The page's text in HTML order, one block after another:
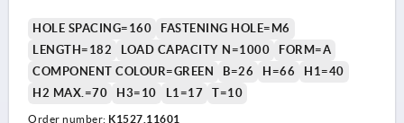
HOLE SPACING=160
FASTENING HOLE=M6
LENGTH=182
LOAD CAPACITY N=1000
FORM=A
COMPONENT COLOUR=GREEN
B=26 H=66
H1=40
H2 MAX.=70
H3=10 L1=17 T=10
Order number: K1527.11601